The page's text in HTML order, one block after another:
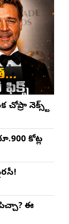
నెక్స్ట్
కోట్ల
ఈ